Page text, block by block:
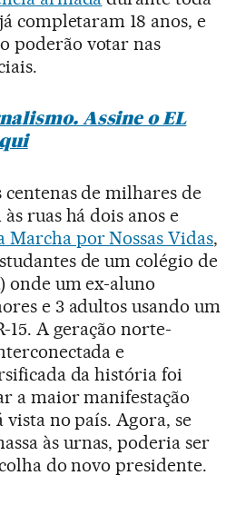
completaram 18 anos, e
poderão votar nas
Assine o EL
centenas de milhares de
ruas há dois anos e
Marcha por Nossas Vidas,
de um colégio de
onde um ex-aluno
e 3 adultos usando um
15. A geração norte-
e
da história foi
a maior manifestação
vista no país. Agora, se
às urnas, poderia ser
do novo presidente.